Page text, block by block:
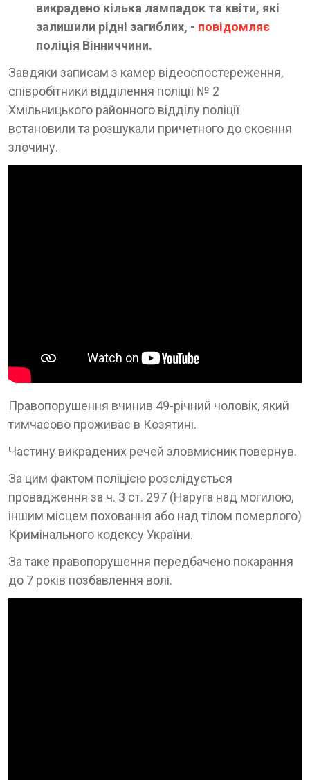
викрадено кілька лампадок та квіти, які
залишили рідні загиблих, - повідомляє
поліція Вінниччини.
Завдяки записам з камер відеоспостереження,
співробітники відділення поліції № 2
Хмільницького районного відділу поліції
встановили та розшукали причетного до скоєння
злочину.
Правопорушення вчинив 49-річний чоловік, який
тимчасово проживає в Козятині.
Частину викрадених речей зловмисник повернув.
За цим фактом поліцією розслідується
провадження за ч. 3 ст. 297 (Наруга над могилою,
іншим місцем поховання або над тілом померлого)
Кримінального кодексу України.
За таке правопорушення передбачено покарання
до 7 років позбавлення волі.